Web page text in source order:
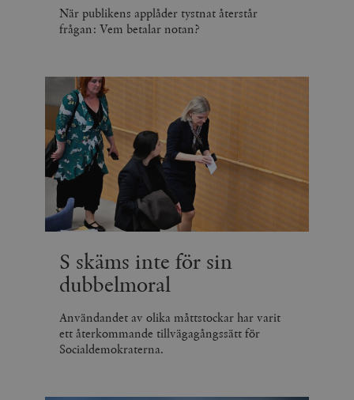
När publikens applåder tystnat återstår
frågan: Vem betalar notan?
S skäms inte för sin
dubbelmoral
Användandet av olika måttstockar har varit
ett återkommande tillvägagångssätt för
Socialdemokraterna.